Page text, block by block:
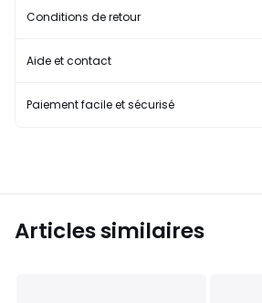
Conditions de retour
Aide et contact
Paiement facile et sécurisé
Articles similaires